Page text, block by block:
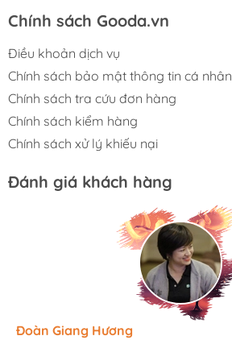
Chính sách Gooda.vn
Điều khoản dịch vụ
Chính sách bảo mật thông tin cá nhân
Chính sách tra cứu đơn hàng
Chính sách kiểm hàng
Chính sách xử lý khiếu nại
Đánh giá khách hàng
Hương Suri
Đoàn Giang Hương
Ngọc Anh